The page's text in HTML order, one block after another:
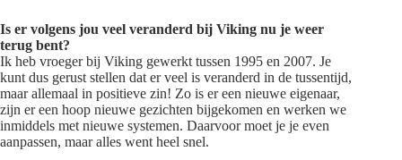
Is er volgens jou veel veranderd bij Viking nu je weer
terug bent?
Ik heb vroeger bij Viking gewerkt tussen 1995 en 2007. Je
kunt dus gerust stellen dat er veel is veranderd in de tussentijd,
maar allemaal in positieve zin! Zo is er een nieuwe eigenaar,
zijn er een hoop nieuwe gezichten bijgekomen en werken we
inmiddels met nieuwe systemen. Daarvoor moet je je even
aanpassen, maar alles went heel snel.